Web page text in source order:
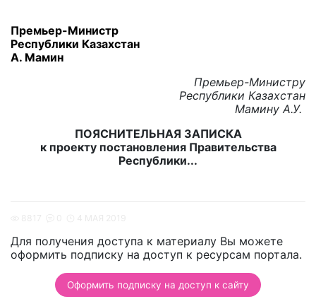
Премьер-Министр
Республики Казахстан
А. Мамин
Премьер-Министру
Республики Казахстан
Мамину А.У.
ПОЯСНИТЕЛЬНАЯ ЗАПИСКА
к проекту постановления Правительства
Республики...
Для получения доступа к материалу Вы можете
оформить подписку на доступ к ресурсам портала.
Оформить подписку на доступ к сайту